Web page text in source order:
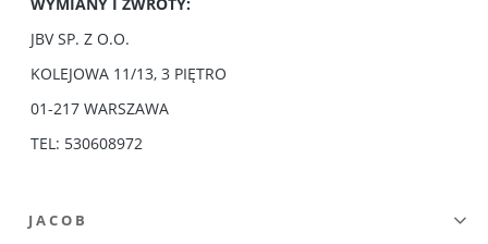
JBV SP. Z O.O.
KOLEJOWA 11/13, 3 PIĘTRO
01-217 WARSZAWA
TEL: 530608972
J A C O B